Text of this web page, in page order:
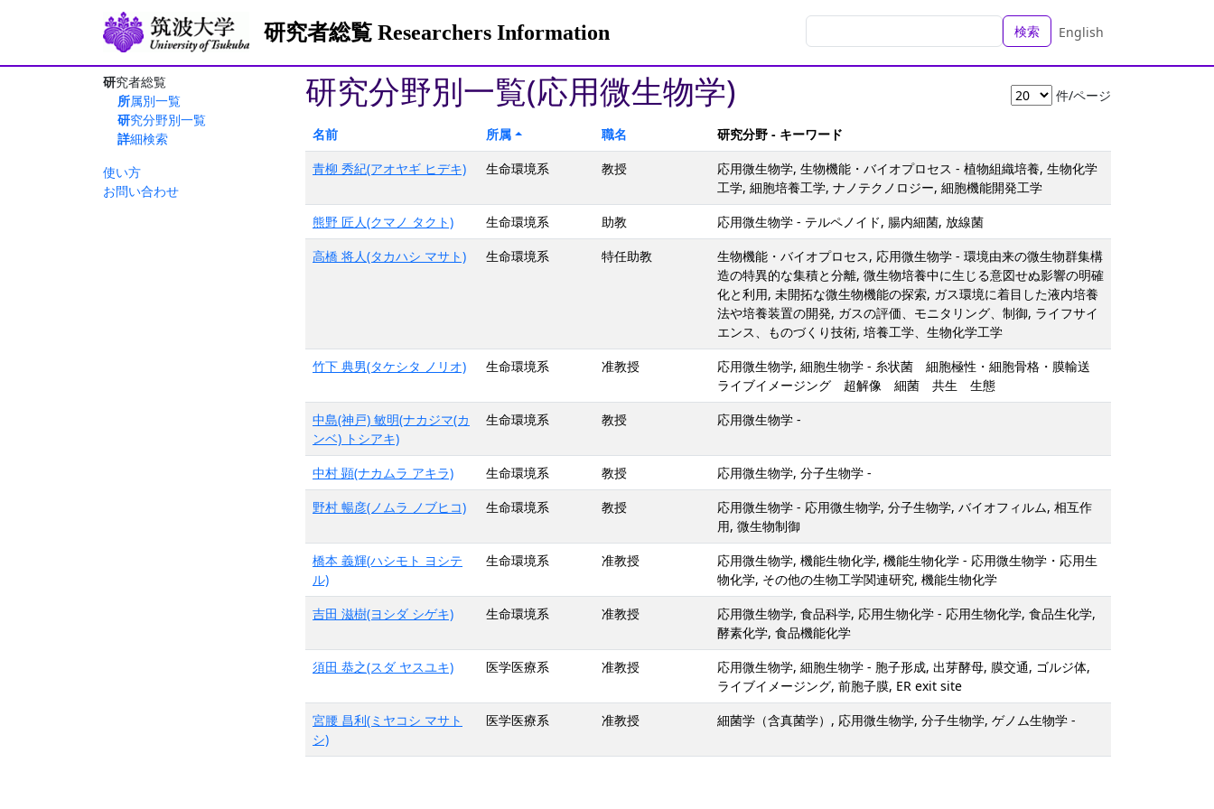
研究者総覧 Researchers Information 検索 English
研究者総覧
所属別一覧
研究分野別一覧
詳細検索
使い方
お問い合わせ
研究分野別一覧(応用微生物学) 件/ページ
名前 所属 職名
研究分野 - キーワード
青柳 秀紀(アオヤギ ヒデキ)
生命環境系 教授
応用微生物学, 生物機能・バイオプロセス - 植物組織培養, 生物化学
工学, 細胞培養工学, ナノテクノロジー, 細胞機能開発工学
熊野 匠人(クマノ タクト)
生命環境系 助教
応用微生物学 - テルペノイド, 腸内細菌, 放線菌
高橋 将人(タカハシ マサト)
生命環境系 特任助教
生物機能・バイオプロセス, 応用微生物学 - 環境由来の微生物群集構
造の特異的な集積と分離, 微生物培養中に生じる意図せぬ影響の明確
化と利用, 未開拓な微生物機能の探索, ガス環境に着目した液内培養
法や培養装置の開発, ガスの評価、モニタリング、制御, ライフサイ
エンス、ものづくり技術, 培養工学、生物化学工学
竹下 典男(タケシタ ノリオ)
生命環境系 准教授
応用微生物学, 細胞生物学 - 糸状菌 細胞極性・細胞骨格・膜輸送
ライブイメージング 超解像 細菌 共生 生態
中島(神戸) 敏明(ナカジマ(カ
ンベ) トシアキ)
生命環境系 教授 応用微生物学 -
中村 顕(ナカムラ アキラ) 生命環境系 教授
応用微生物学, 分子生物学 -
野村 暢彦(ノムラ ノブヒコ)
生命環境系 教授
応用微生物学 - 応用微生物学, 分子生物学, バイオフィルム, 相互作
用, 微生物制御
橋本 義輝(ハシモト ヨシテ
ル)
生命環境系 准教授
応用微生物学, 機能生物化学, 機能生物化学 - 応用微生物学・応用生
物化学, その他の生物工学関連研究, 機能生物化学
吉田 滋樹(ヨシダ シゲキ)
生命環境系 准教授
応用微生物学, 食品科学, 応用生物化学 - 応用生物化学, 食品生化学,
酵素化学, 食品機能化学
須田 恭之(スダ ヤスユキ)
医学医療系 准教授
応用微生物学, 細胞生物学 - 胞子形成, 出芽酵母, 膜交通, ゴルジ体,
ライブイメージング, 前胞子膜, ER exit site
宮腰 昌利(ミヤコシ マサト
シ)
医学医療系 准教授 細菌学（含真菌学）, 応用微生物学, 分子生物学, ゲノム生物学 -